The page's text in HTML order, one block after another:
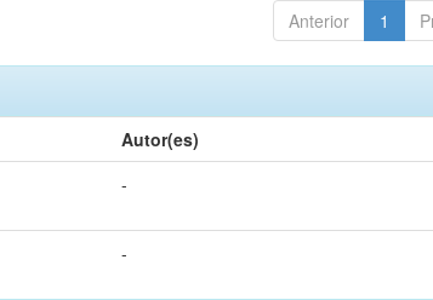
Anterior 1
Autor(es)
-
-